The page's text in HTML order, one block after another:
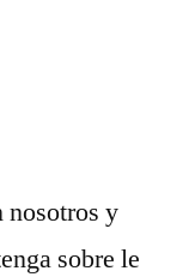
nosotros y
sobre le